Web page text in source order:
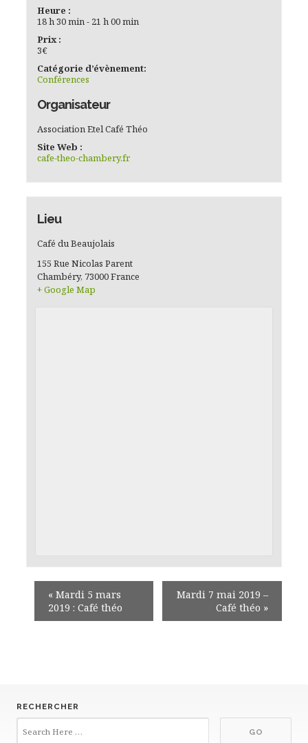
Heure :
18 h 30 min - 21 h 00 min
Prix :
3€
Catégorie d’évènement:
Conférences
Organisateur
Association Etel Café Théo
Site Web :
cafe-theo-chambery.fr
Lieu
Café du Beaujolais
155 Rue Nicolas Parent
Chambéry, 73000France
+ Google Map
«Mardi 5 mars
2019 : Café théo
Mardi 7 mai 2019 –
Café théo »
RECHERCHER